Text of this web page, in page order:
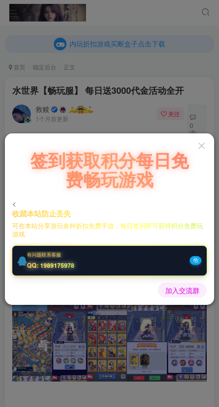
内玩折扣游戏买断盒子点击下载
内玩折扣游戏买断盒子点击下载
首页 稳定后台 正文
水世界【畅玩服】 每日送3000代金活动全开
救赎
1个月前更新
关注 私信
0
157
充值福利联系站长.充值福利注意注册新账号
后台激活码联系客服购买
水世界畅玩服6赛季
网页玩http://36.140.137.146:81/
下载 ：https://pan.quark.cn/s/338756b4a0f5
签到获取积分每日免
费畅玩游戏
<
收藏本站防止丢失
可在本站分享游玩各种折扣免费手游，每日签到即可获得积分免费玩
游戏
有问题联系客服
QQ: 1989175978
加入交流群